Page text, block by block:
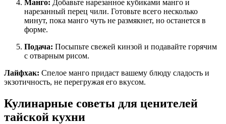
Манго: Добавьте нарезанное кубиками манго и
нарезанный перец чили. Готовьте всего несколько
минут, пока манго чуть не размякнет, но останется в
форме.
Подача: Посыпьте свежей кинзой и подавайте горячим
с отварным рисом.
Лайфхак: Спелое манго придаст вашему блюду сладость и
экзотичность, не перегружая его вкусом.
Кулинарные советы для ценителей
тайской кухни